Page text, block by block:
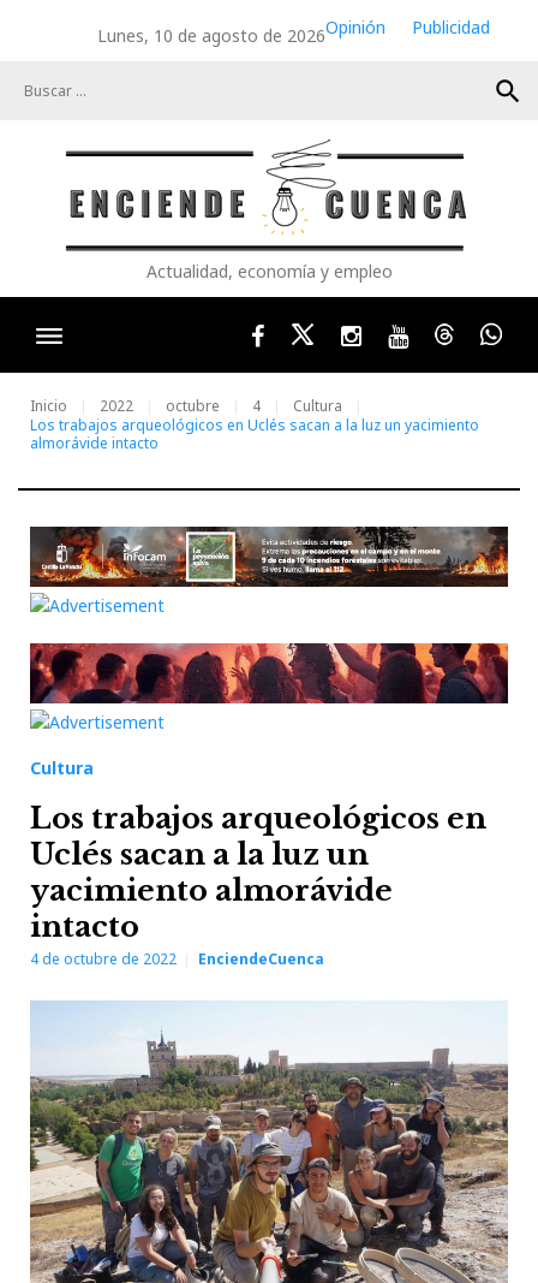
Lunes, 10 de agosto de 2026Opinión
Publicidad
search
Actualidad, economía y empleo
FacebookTwitterInstagram
YoutubeThreads
Inicio 2022 octubre 4
Cultura
Los trabajos arqueológicos en Uclés sacan a la luz un yacimiento
almorávide intacto
Cultura
Los trabajos arqueológicos en
Uclés sacan a la luz un
yacimiento almorávide
intacto
4 de octubre de 2022 EnciendeCuenca